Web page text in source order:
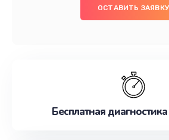
ОСТАВИТЬ ЗАЯВКУ
Бесплатная